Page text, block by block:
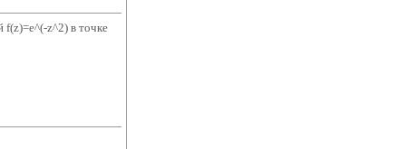
f(z)=e^(-z^2) в точке